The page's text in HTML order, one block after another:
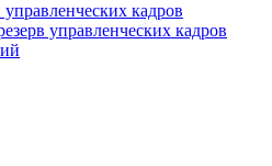
кадров
управленческих кадров